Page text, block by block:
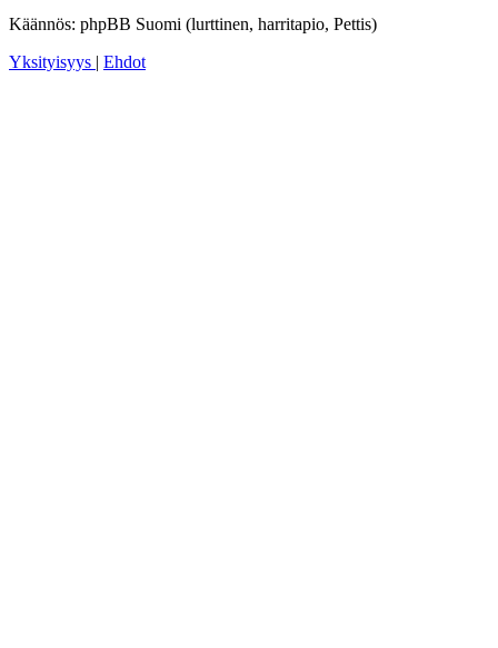
Käännös: phpBB Suomi (lurttinen, harritapio, Pettis)
Yksityisyys
Ehdot